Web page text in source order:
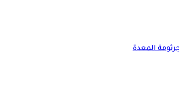
المعدة